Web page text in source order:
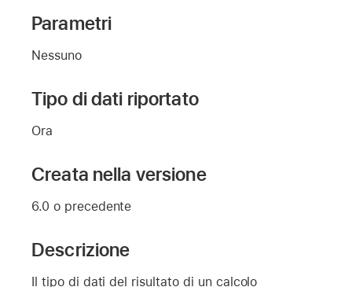
Parametri
Nessuno
Tipo di dati riportato
Ora
Creata nella versione
6.0 o precedente
Descrizione
Il tipo di dati del risultato di un calcolo